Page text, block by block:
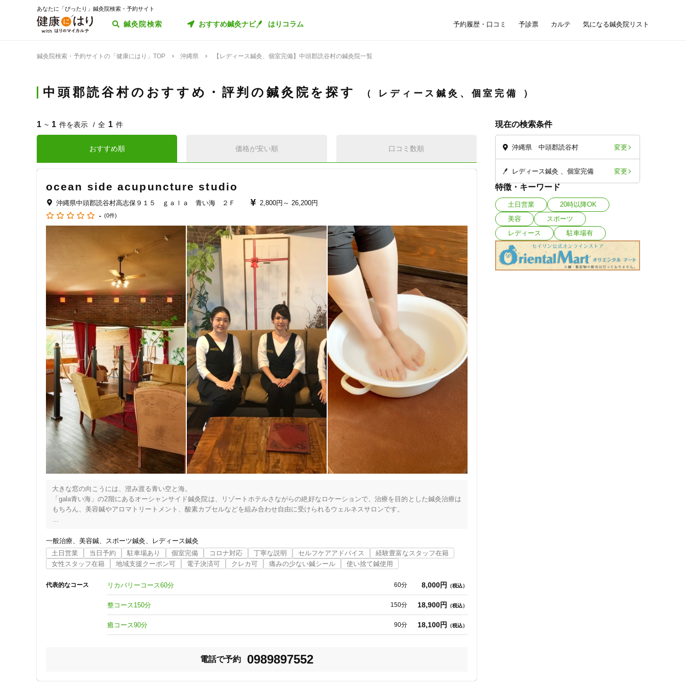
あなたに「ぴったり」鍼灸院検索・予約サイト
鍼灸院検索 おすすめ鍼灸ナビ はりコラム 予約履歴・口コミ 予診票 カルテ 気になる鍼灸院リスト
鍼灸院検索・予約サイトの「健康にはり」TOP 沖縄県 【レディース鍼灸、個室完備】中頭郡読谷村の鍼灸院一覧
中頭郡読谷村のおすすめ・評判の鍼灸院を探す レディース鍼灸、個室完備
現在の検索条件
沖縄県 中頭郡読谷村 変更
レディース鍼灸 個室完備 変更
特徴・キーワード
土日営業
20時以降OK
美容
スポーツ
レディース
駐車場有
1 ~ 1 件を表示 全 1 件
おすすめ順 価格が安い順 口コミ数順
ocean side acupuncture studio
沖縄県中頭郡読谷村高志保９１５ ｇａｌａ 青い海 ２Ｆ 2,800円～ 26,200円
- (0件)
大きな窓の向こうには、澄み渡る青い空と海。
「gala青い海」の2階にあるオーシャンサイド鍼灸院は、リゾートホテルさながらの絶好なロケーションで、治療を目的とした鍼灸治療は
もちろん、美容鍼やアロマトリートメント、酸素カプセルなどを組み合わせ自由に受けられるウェルネスサロンです。
贈り物として多くの方に喜ばれています。
特に人気の高い「整コース」は、治療とリラクゼーションが融合した鍼灸治療とアロマトリートメントが同時に受けられるコース。また
「癒コース」ではフレッシュで高品質な精油を贅沢に使用した、フルボディーのアロマトリートメントコース。日頃頑張っているあの方
へのプレゼントにぴったりなコースです。「ocean side鍼灸院はサービスを通して、健康をベースにお一人お一人の豊かな人生、輝く人
生を提案いたします。」
一般治療 美容鍼 スポーツ鍼灸
レディース鍼灸
土日営業
当日予約 駐車場あり 個室完備 コロナ対応 丁寧な説明 セルフケアアドバイス
経験豊富なスタッフ在籍
女性スタッフ在籍
地域支援クーポン可 電子決済可 クレカ可 痛みの少ない鍼シール 使い捨て鍼使用
代表的なコース リカバリーコース60分 60分 8,000円 （税込）
整コース150分 150分 18,900円 （税込）
癒コース90分 90分 18,100円 （税込）
電話で予約 0989897552